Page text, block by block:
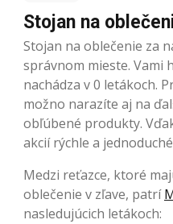
Stojan na
Stojan na oblečenie za
správnom mieste. Vami
nachádza v 0 letákoch.
možno narazíte aj na
obľúbené produkty.
akcií rýchle a
Medzi reťazce, ktoré
oblečenie v zľave, patrí
nasledujúcich letákoch: